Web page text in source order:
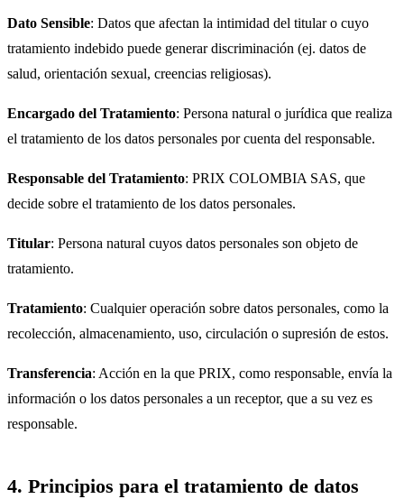
Dato Sensible: Datos que afectan la intimidad del titular o cuyo
tratamiento indebido puede generar discriminación (ej. datos de
salud, orientación sexual, creencias religiosas).
Encargado del Tratamiento: Persona natural o jurídica que realiza
el tratamiento de los datos personales por cuenta del responsable.
Responsable del Tratamiento: PRIX COLOMBIA SAS, que
decide sobre el tratamiento de los datos personales.
Titular: Persona natural cuyos datos personales son objeto de
tratamiento.
Tratamiento: Cualquier operación sobre datos personales, como la
recolección, almacenamiento, uso, circulación o supresión de estos.
Transferencia: Acción en la que PRIX, como responsable, envía la
información o los datos personales a un receptor, que a su vez es
responsable.
4. Principios para el tratamiento de datos